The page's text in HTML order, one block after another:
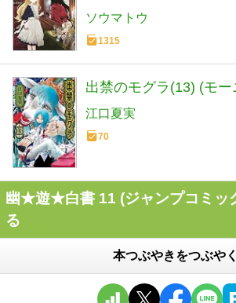
ソウマトウ
1315
出禁のモグラ(13) (モー
江口夏実
70
幽★遊★白書 11 (ジャンプコミッ
る
本つぶやきをつぶやく